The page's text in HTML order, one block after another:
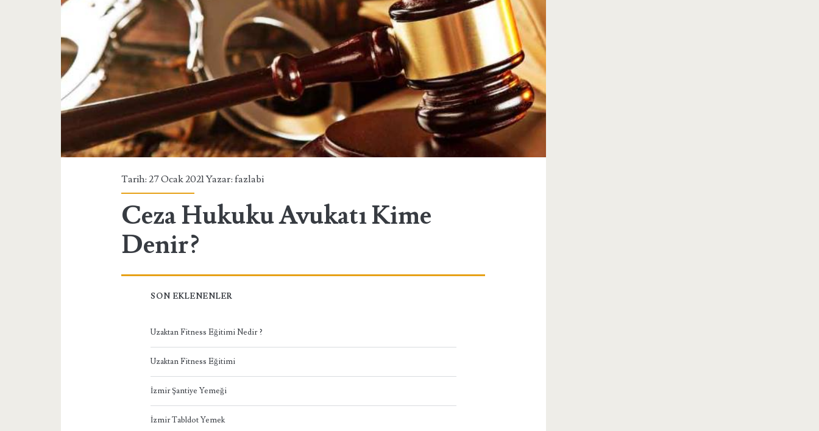
Tarih: 27 Ocak 2021 Yazar:fazlabi
Ceza Hukuku Avukatı Kime
Denir?
SON EKLENENLER
Uzaktan Fitness Eğitimi Nedir ?
Uzaktan Fitness Eğitimi
İzmir Şantiye Yemeği
İzmir Tabldot Yemek